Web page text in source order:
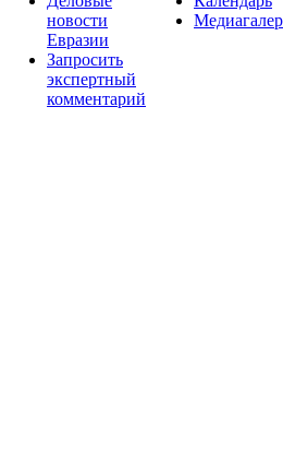
новости
Евразии
Запросить
экспертный
комментарий